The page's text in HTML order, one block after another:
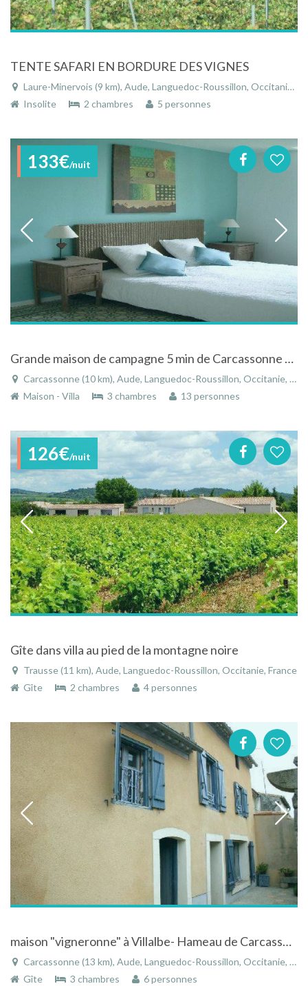
TENTE SAFARI EN BORDURE DES VIGNES
Laure-Minervois (9 km), Aude, Languedoc-Roussillon, Occitanie, France
Insolite
2 chambres 5 personnes
133€/nuit
Grande maison de campagne 5 min de Carcassonne à Pennautier - Aude - Languedoc-Roussillon
Carcassonne (10 km), Aude, Languedoc-Roussillon, Occitanie, France
Maison - Villa
3 chambres 13 personnes
126€/nuit
Gîte dans villa au pied de la montagne noire
Trausse (11 km), Aude, Languedoc-Roussillon, Occitanie, France
Gîte
2 chambres 4 personnes
maison "vigneronne" à Villalbe- Hameau de Carcassonne
Carcassonne (13 km), Aude, Languedoc-Roussillon, Occitanie, France
Gîte
3 chambres 6 personnes